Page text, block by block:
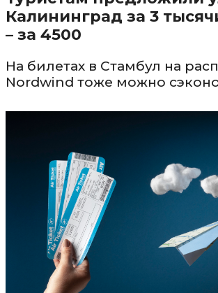
Калининград за 3
– за 4500
На билетах в Стамбул на
Nordwind тоже можно